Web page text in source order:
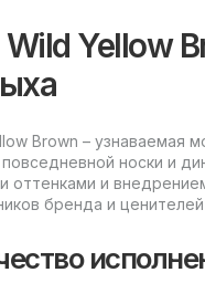
Wild Yellow
Brown – узнаваемая
носки и
оттенками и
бренда и